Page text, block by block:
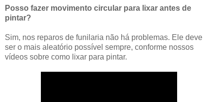
Posso fazer movimento circular para lixar antes de
pintar?
Sim, nos reparos de funilaria não há problemas. Ele deve
ser o mais aleatório possível sempre, conforme nossos
vídeos sobre como lixar para pintar.